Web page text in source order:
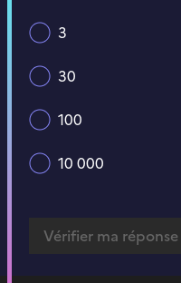
3
30
100
10 000